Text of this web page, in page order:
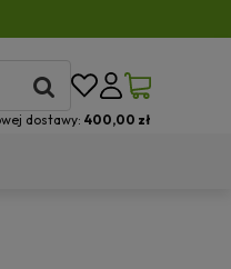
dostawy: 400,00 zł